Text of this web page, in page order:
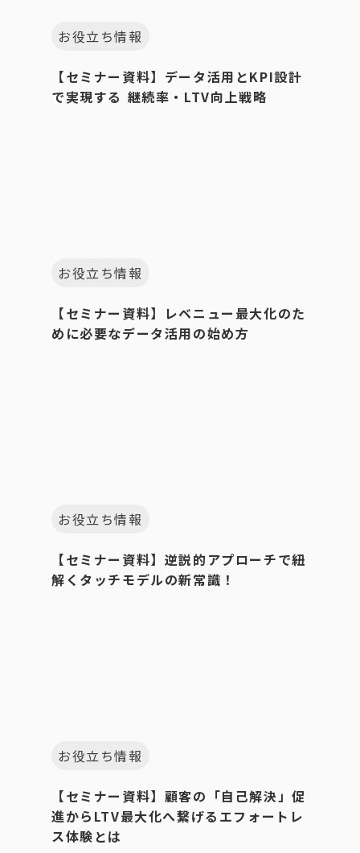
お役立ち情報
【セミナー資料】データ活用とKPI設計
で実現する 継続率・LTV向上戦略
お役立ち情報
【セミナー資料】レベニュー最大化のた
めに必要なデータ活用の始め方
お役立ち情報
【セミナー資料】逆説的アプローチで紐
解くタッチモデルの新常識！
お役立ち情報
【セミナー資料】顧客の「自己解決」促
進からLTV最大化へ繋げるエフォートレ
ス体験とは